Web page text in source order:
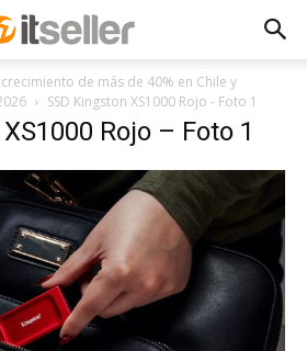
de más de 40% en Chile y
SSD Kingston XS1000 Rojo - Foto 1
Rojo – Foto 1